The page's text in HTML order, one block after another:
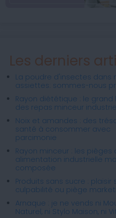
Les derniers
La poudre d'insectes dans
assiettes: sommes-nous
Rayon diététique : le grand
des repas minceur
Noix et amandes : des
santé à consommer avec
parcimonie
Rayon minceur : les pièges
alimentation industrielle
composée
Produits sans sucre : plaisir
culpabilité ou piège
Arnaque : je ne vends ni
Naturel, ni Stylo Maison, ni